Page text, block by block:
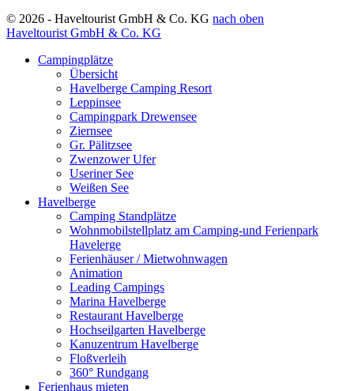
© 2026 - Haveltourist GmbH & Co. KG nach oben
Haveltourist GmbH & Co. KG
Campingplätze
Übersicht
Havelberge Camping Resort
Leppinsee
Campingpark Drewensee
Ziernsee
Gr. Pälitzsee
Zwenzower Ufer
Useriner See
Weißen See
Havelberge
Camping Standplätze
Wohnmobilstellplatz am Camping-und Ferienpark
Havelerge
Ferienhäuser / Mietwohnwagen
Animation
Leading Campings
Marina Havelberge
Restaurant Havelberge
Hochseilgarten Havelberge
Kanuzentrum Havelberge
Floßverleih
360° Rundgang
Ferienhaus mieten